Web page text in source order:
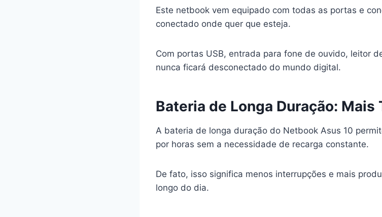
Este netbook vem equipado com todas as portas e
conectado onde quer que esteja.
Com portas USB, entrada para fone de ouvido, leitor
nunca ficará desconectado do mundo digital.
Bateria de Longa Duração: Mais
A bateria de longa duração do Netbook Asus 10
por horas sem a necessidade de recarga constante.
De fato, isso significa menos interrupções e mais
longo do dia.